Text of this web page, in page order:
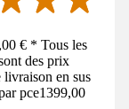
€ * Tous les
des prix
en sus
pce1399,00